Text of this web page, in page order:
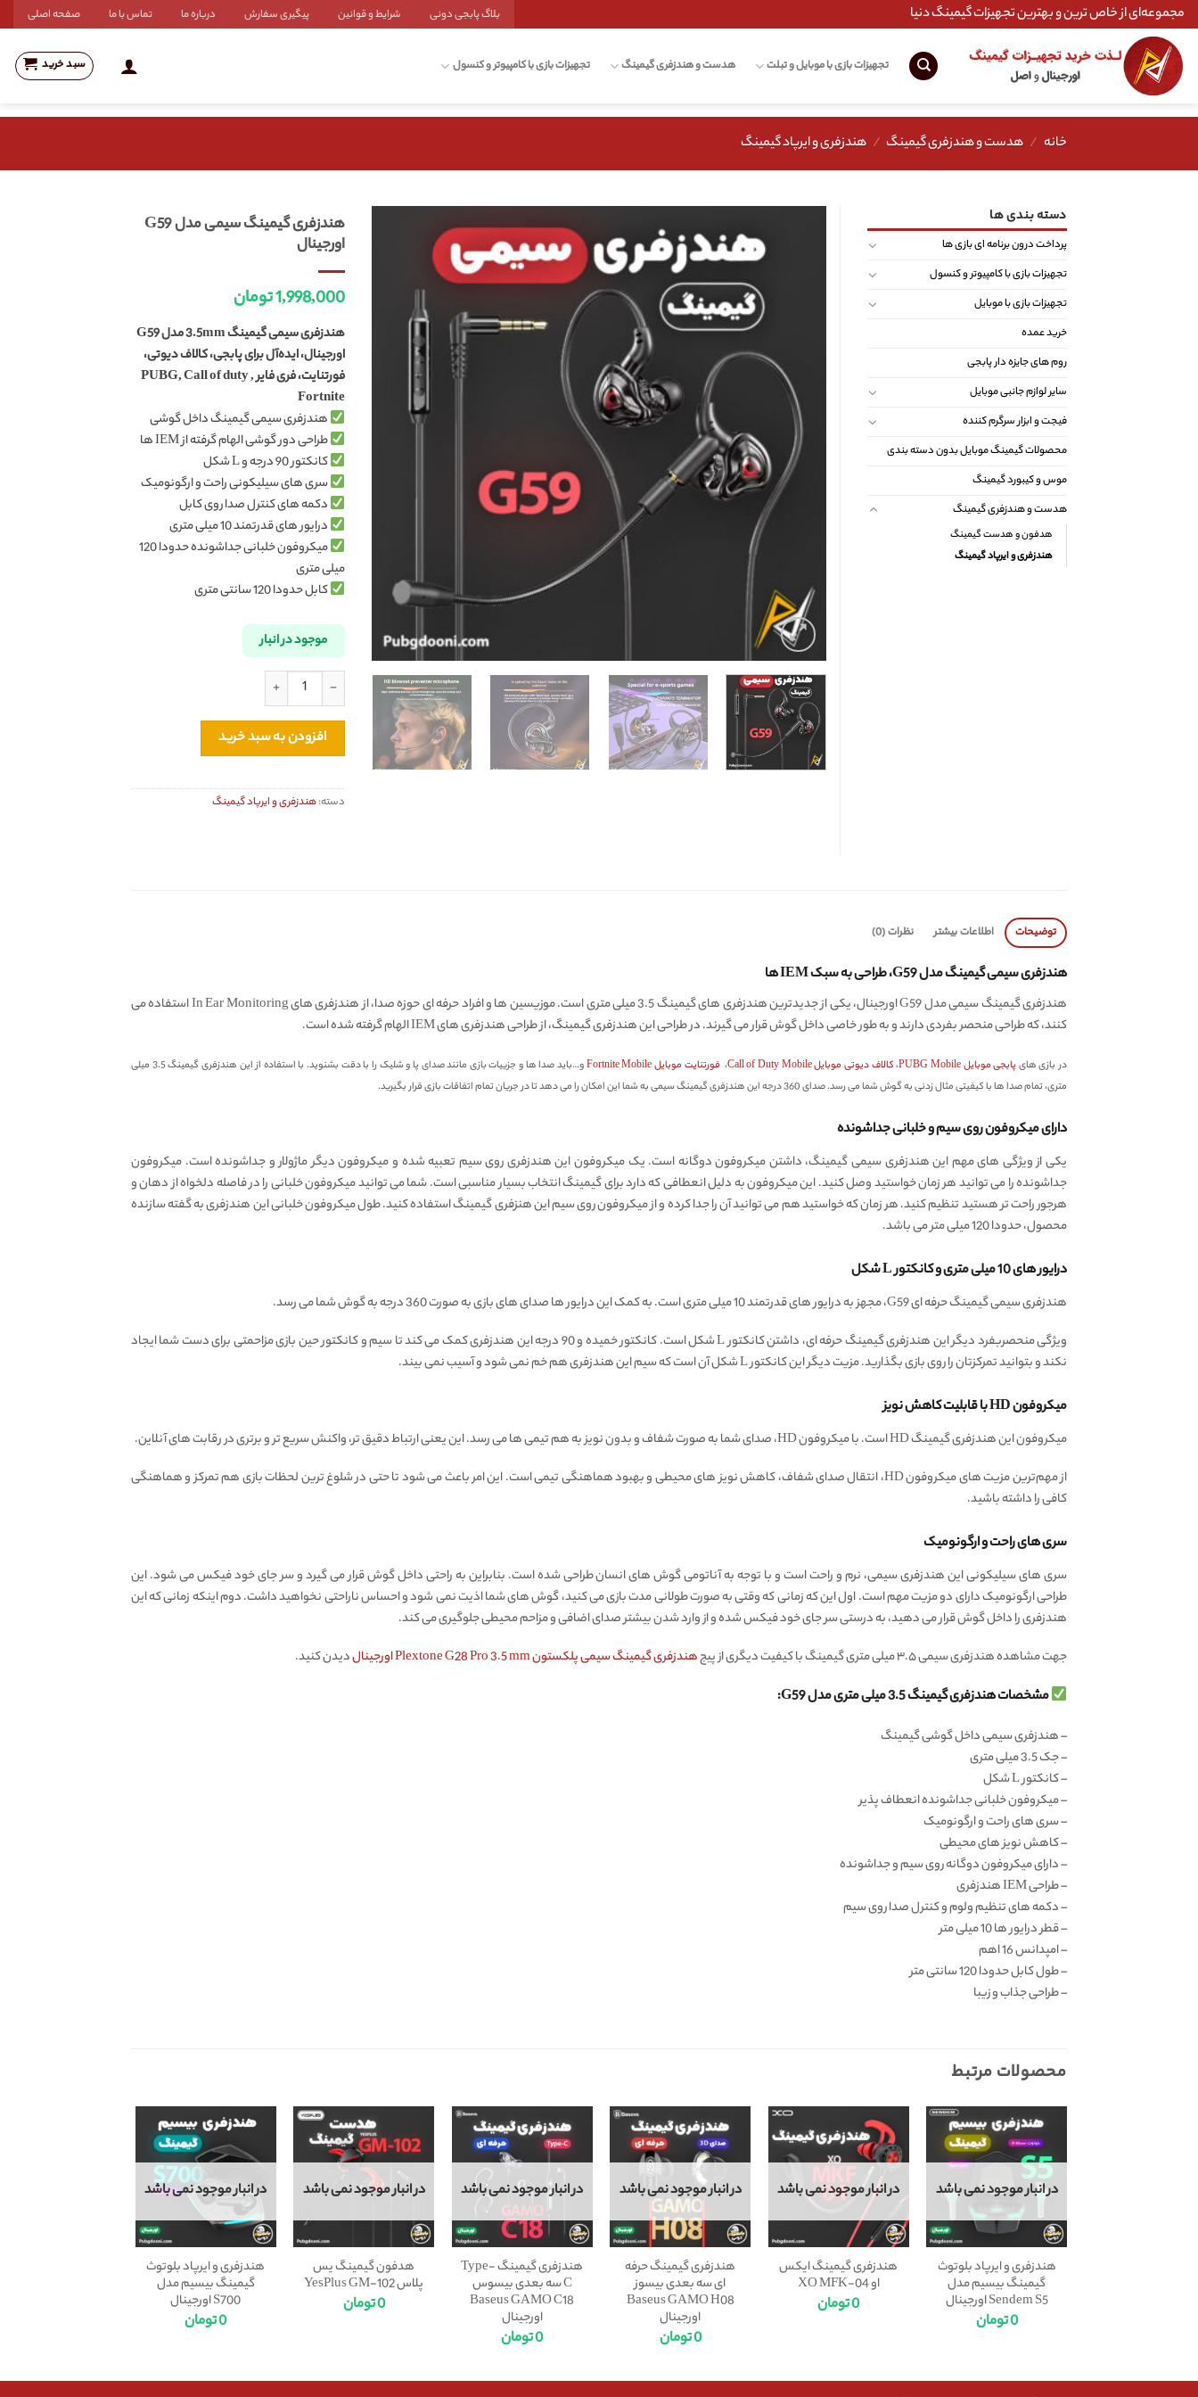
Skip
to
content
مجموعه‌ای از خاص ترین و بهترین تجهیزات گیمینگ دنیا بلاگ پابجی دونی شرایط و قوانین پیگیری سفارش درباره ما تماس با ما صفحه اصلی
تجهیزات بازی با موبایل و تبلت هدست و هندزفری گیمینگ تجهیزات بازی با کامپیوتر و کنسول سبد خرید
خانه / هدست و هندزفری گیمینگ / هندزفری و ایرپاد گیمینگ
هندزفری گیمینگ سیمی مدل G59
اورجینال
1,998,000تومان
هندزفری سیمی گیمینگ 3.5mm مدل G59
اورجینال، ایده‌آل برایپابجی، کالاف دیوتی،
فورتنایت، فری فایر PUBG, Call of duty ,
Fortnite
هندزفری سیمی گیمینگ داخل گوشی
طراحی دور گوشی الهام گرفته از IEM ها
کانکتور 90 درجه و L شکل
سری های سیلیکونی راحت و ارگونومیک
دکمه های کنترل صدا روی کابل
درایور های قدرتمند 10 میلی متری
میکروفون خلبانی جداشونده حدودا 120
میلی متری
کابل حدودا 120 سانتی متری
موجود در انبار
هندزفری گیمینگ سیمی مدل G59 اورجینال عدد
افزودن به سبد خرید
دسته:هندزفری و ایرپاد گیمینگ
دسته بندی ها
پرداخت درون برنامه ای بازی ها
تجهیزات بازی با کامپیوتر و کنسول
تجهیزات بازی با موبایل
خرید عمده
روم های جایزه دار پابجی
سایر لوازم جانبی موبایل
فیجت و ابزار سرگرم کننده
محصولات گیمینگ موبایل بدون دسته بندی
موس و کیبورد گیمینگ
هدست و هندزفری گیمینگ
هدفون و هدست گیمینگ
هندزفری و ایرپاد گیمینگ
توضیحات اطلاعات بیشتر نظرات (0)
هندزفری سیمی گیمینگ مدل G59، طراحی به سبک IEM ها
هندزفری گیمینگ سیمی مدل G59 اورجینال، یکی از جدیدترین هندزفری های گیمینگ 3.5 میلی متری است. موزیسین ها و افراد حرفه ای حوزه صدا، از هندزفری های In Ear Monitoring استفاده می
کنند، که طراحی منحصر بفردی دارند و به طور خاصی داخل گوش قرار می گیرند. در طراحی این هندزفری گیمینگ، از طراحی هندزفری های IEM الهام گرفته شده است.
در بازی های پابجی موبایل PUBG Mobile ،کالاف دیوتی موبایل Call of Duty Mobile ، فورتنایت موبایل Fortnite Mobile
و…باید صدا ها و جزییات بازی مانند صدای پا و شلیک را با دقت بشنوید. با استفاده از این هندزفری گیمینگ 3.5 میلی
متری، تمام صدا ها با کیفیتی مثال زدنی به گوش شما می رسد. صدای 360 درجه این هندزفری گیمینگ سیمی به شما این امکان را می دهد تا در جریان تمام اتفاقات بازی قرار بگیرید.
دارای میکروفون روی سیم و خلبانی جداشونده
یکی از ویژگی های مهم این هندزفری سیمی گیمینگ، داشتن میکروفون دوگانه است. یک میکروفون این هندزفری روی سیم تعبیه شده و میکروفون دیگر ماژولار و جداشونده است. میکروفون
جداشونده را می توانید هر زمان خواستید وصل کنید. این میکروفون به دلیل انعطافی که دارد برای گیمینگ انتخاب بسیار مناسبی است. شما می توانید میکروفون خلبانی را در فاصله دلخواه از دهان و
هرجور راحت تر هستید تنظیم کنید. هر زمان که خواستید هم می توانید آن را جدا کرده و از میکروفون روی سیم این هنزفری گیمینگ استفاده کنید. طول میکروفون خلبانی این هندزفری به گفته سازنده
محصول، حدودا 120 میلی متر می باشد.
درایور های 10 میلی متری و کانکتور L شکل
هندزفری سیمی گیمینگ حرفه ای G59، مجهز به درایور های قدرتمند 10 میلی متری است. به کمک این درایور ها صدای های بازی به صورت 360 درجه به گوش شما می رسد.
ویژگی منحصربفرد دیگر این هندزفری گیمینگ حرفه ای، داشتن کانکتور L شکل است. کانکتور خمیده و 90 درجه این هندزفری کمک می کند تا سیم و کانکتور حین بازی مزاحمتی برای دست شما ایجاد
نکند و بتوانید تمرکزتان را روی بازی بگذارید. مزیت دیگر این کانکتور L شکل آن است که سیم این هندزفری هم خم نمی شود و آسیب نمی بیند.
میکروفون HD با قابلیت کاهش نویز
میکروفون این هندزفری گیمینگ HD است. با میکروفون HD، صدای شما به صورت شفاف و بدون نویز به هم‌ تیمی‌ ها می رسد. این یعنی ارتباط دقیق‌ تر، واکنش سریع‌ تر و برتری در رقابت‌ های آنلاین.
از مهم‌ترین مزیت‌ های میکروفون HD، انتقال صدای شفاف، کاهش نویز های محیطی و بهبود هماهنگی تیمی است. این امر باعث می شود تا حتی در شلوغ‌ ترین لحظات بازی هم تمرکز و هماهنگی
کافی را داشته باشید.
سری های راحت و ارگونومیک
سری های سیلیکونی این هندزفری سیمی، نرم و راحت است و با توجه به آناتومی گوش های انسان طراحی شده است. بنابراین به راحتی داخل گوش قرار می گیرد و سر جای خود فیکس می شود. این
طراحی ارگونومیک دارای دو مزیت مهم است. اول این که زمانی که وقتی به صورت طولانی مدت بازی می کنید،‌ گوش های شما اذیت نمی شود و احساس ناراحتی نخواهید داشت. دوم اینکه زمانی که این
هندزفری را داخل گوش قرار می دهید، به درستی سر جای خود فیکس شده و از وارد شدن بیشتر صدای اضافی و مزاحم محیطی جلوگیری می کند.
جهت مشاهده هندزفری سیمی ۳.۵ میلی متری گیمینگ با کیفیت دیگری از پیج
هندزفری گیمینگ سیمی پلکستون Plextone G28 Pro 3.5 mm اورجینال دیدن کنید.
مشخصات هندزفری گیمینگ 3.5 میلی متری مدل G59:
– هندزفری سیمی داخل گوشی گیمینگ
– جک 3.5 میلی متری
– کانکتور L شکل
– میکروفون خلبانی جداشونده انعطاف پذیر
– سری های راحت و ارگونومیک
– کاهش نویز های محیطی
– دارای میکروفون دوگانه روی سیم و جداشونده
– طراحی IEM هندزفری
– دکمه های تنظیم ولوم و کنترل صدا روی سیم
– قطر درایور ها 10 میلی متر
– امپدانس 16 اهم
– طول کابل حدودا 120 سانتی متر
– طراحی جذاب و زیبا
محصولات مرتبط
در انبار موجود نمی باشد
هندزفری و ایرپاد بلوتوث
گیمینگ بیسیم مدل
Sendem S5 اورجینال
0تومان
در انبار موجود نمی باشد
هندزفری گیمینگ ایکس
او XO MFK-04
0تومان
در انبار موجود نمی باشد
هندزفری گیمینگ حرفه
ای سه بعدی بیسوز
Baseus GAMO H08
اورجینال
0تومان
در انبار موجود نمی باشد
هندزفری گیمینگ Type-
C سه بعدی بیسوس
Baseus GAMO C18
اورجینال
0تومان
در انبار موجود نمی باشد
هدفون گیمینگ یس
پلاس YesPlus GM-102
0تومان
در انبار موجود نمی باشد
هندزفری و ایرپاد بلوتوث
گیمینگ بیسیم مدل
S700 اورجینال
0تومان